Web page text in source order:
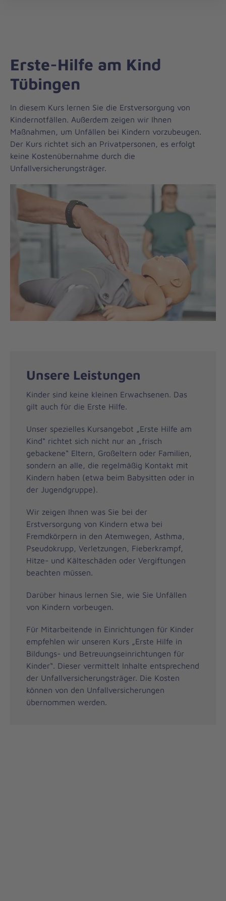
Erste-Hilfe am Kind
Tübingen
In diesem Kurs lernen Sie die Erstversorgung von
Kindernotfällen. Außerdem zeigen wir Ihnen
Maßnahmen, um Unfällen bei Kindern vorzubeugen.
Der Kurs richtet sich an Privatpersonen, es erfolgt
keine Kostenübernahme durch die
Unfallversicherungsträger.
Unsere Leistungen
Kinder sind keine kleinen Erwachsenen. Das
gilt auch für die Erste Hilfe.
Unser spezielles Kursangebot „Erste Hilfe am
Kind“ richtet sich nicht nur an „frisch
gebackene“ Eltern, Großeltern oder Familien,
sondern an alle, die regelmäßig Kontakt mit
Kindern haben (etwa beim Babysitten oder in
der Jugendgruppe).
Wir zeigen Ihnen was Sie bei der
Erstversorgung von Kindern etwa bei
Fremdkörpern in den Atemwegen, Asthma,
Pseudokrupp, Verletzungen, Fieberkrampf,
Hitze- und Kälteschäden oder Vergiftungen
beachten müssen.
Darüber hinaus lernen Sie, wie Sie Unfällen
von Kindern vorbeugen.
Für Mitarbeitende in Einrichtungen für Kinder
empfehlen wir unseren Kurs „Erste Hilfe in
Bildungs- und Betreuungseinrichtungen für
Kinder“. Dieser vermittelt Inhalte entsprechend
der Unfallversicherungsträger. Die Kosten
können von den Unfallversicherungen
übernommen werden.